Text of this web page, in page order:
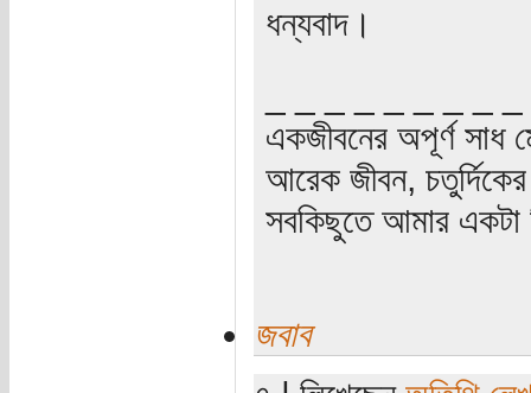
ধন্যবাদ।
একজীবনের অপূর্ণ সাধ
আরেক জীবন, চতুর্দিকের
সবকিছুতে আমার একটা
জবাব